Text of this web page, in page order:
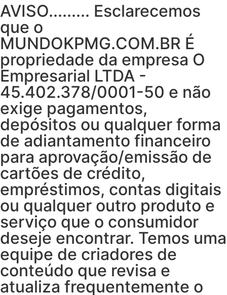
AVISO......... Esclarecemos
que o
MUNDOKPMG.COM.BR É
propriedade da empresa O
Empresarial LTDA -
45.402.378/0001-50 e não
exige pagamentos,
depósitos ou qualquer forma
de adiantamento financeiro
para aprovação/emissão de
cartões de crédito,
empréstimos, contas digitais
ou qualquer outro produto e
serviço que o consumidor
deseje encontrar. Temos uma
equipe de criadores de
conteúdo que revisa e
atualiza frequentemente o